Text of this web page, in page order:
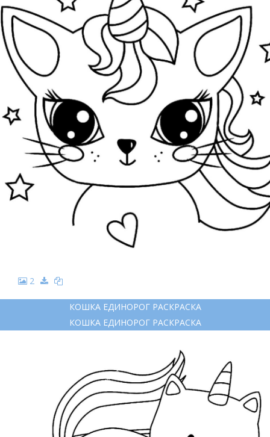
2
КОШКА ЕДИНОРОГ РАСКРАСКА
КОШКА ЕДИНОРОГ РАСКРАСКА